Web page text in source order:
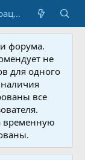
Регистрация
форума.
не
для одного
все
временную